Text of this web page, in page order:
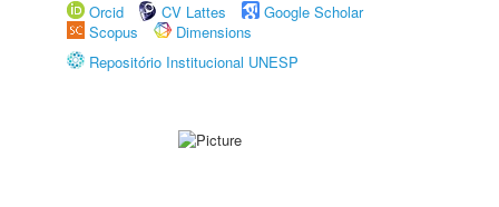
Orcid
CV Lattes
Google Scholar
Scopus
Dimensions
Repositório Institucional UNESP